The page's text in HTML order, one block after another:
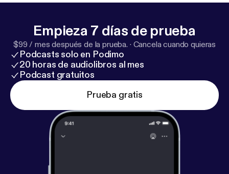
Empieza 7 días de prueba
$99 / mes después de la prueba. · Cancela cuando quieras
Podcasts solo en Podimo
20 horas de audiolibros al mes
Podcast gratuitos
Prueba gratis